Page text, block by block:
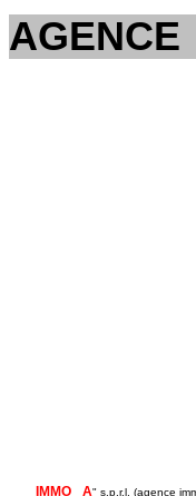
IMMO A" s.p.r.l. (agence